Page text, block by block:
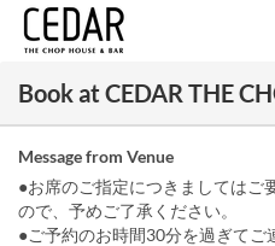
Book at CEDAR THE
Message from Venue
●お席のご指定につきましてはご
ので、予めご了承ください。
●ご予約のお時間30分を過ぎて